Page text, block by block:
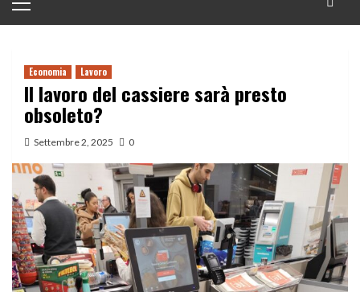
principale
Economia Lavoro
Il lavoro del cassiere sarà presto
obsoleto?
Settembre 2, 2025 0